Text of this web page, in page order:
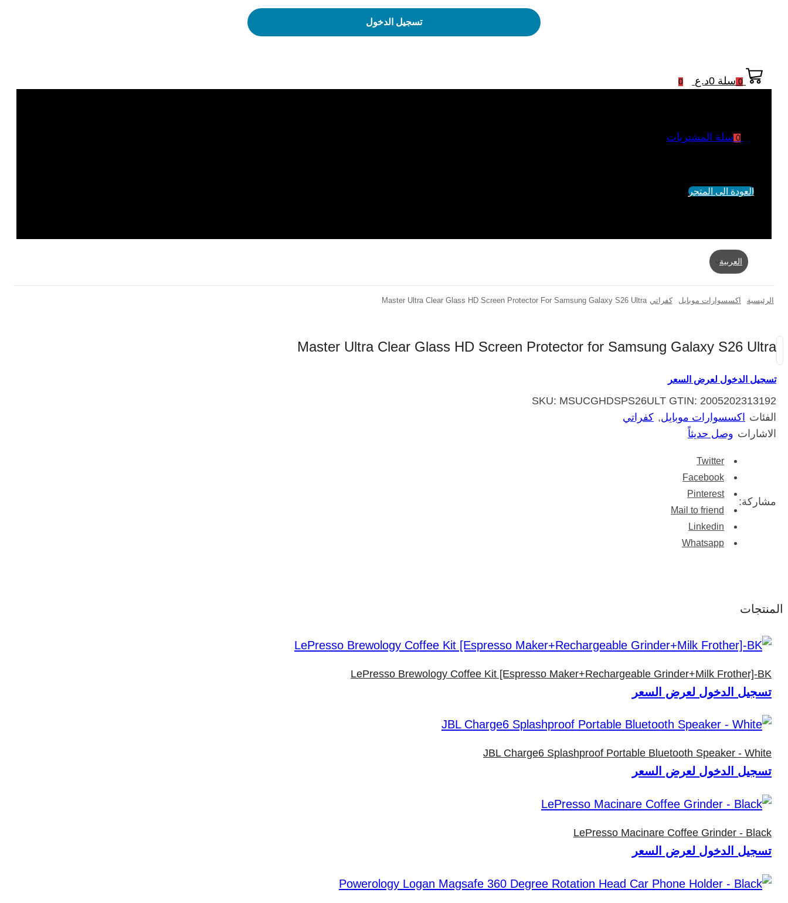
تسجيل الدخول
0 سلة 0د.ع 0
0 سلة المشتريات
العودة الى المتجر
العربية
الرئيسية اكسسوارات موبايل كفراتي Master Ultra Clear Glass HD Screen Protector For Samsung Galaxy S26 Ultra
Master Ultra Clear Glass HD Screen Protector for Samsung Galaxy S26 Ultra
تسجيل الدخول لعرض السعر
SKU: MSUCGHDSPS26ULT GTIN: 2005202313192
الفئات
اكسسوارات موبايل, كفراتي
الاشارات وصل حديثاً
مشاركة:
Twitter
Facebook
Pinterest
Mail to friend
Linkedin
Whatsapp
المنتجات
LePresso Brewology Coffee Kit [Espresso Maker+Rechargeable Grinder+Milk Frother]-BK
تسجيل الدخول لعرض السعر
JBL Charge6 Splashproof Portable Bluetooth Speaker - White
تسجيل الدخول لعرض السعر
LePresso Macinare Coffee Grinder - Black
تسجيل الدخول لعرض السعر